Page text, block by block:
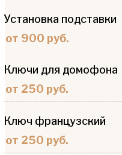
Установка подставки
от 900 руб.
Ключи для домофона
от 250 руб.
Ключ французский
от 250 руб.